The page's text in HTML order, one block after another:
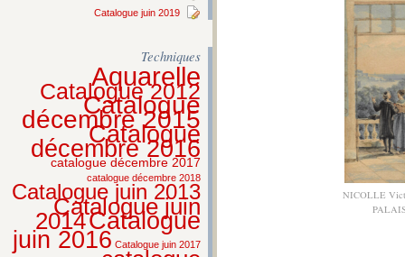
Catalogue juin 2019
Techniques
Aquarelle
Catalogue 2012
Catalogue
décembre 2015
Catalogue
décembre 2016
catalogue décembre 2017
catalogue décembre 2018
Catalogue juin 2013
Catalogue juin
2014Catalogue
juin 2016 Catalogue juin 2017
NICOLLE